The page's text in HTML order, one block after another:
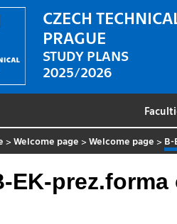
CZECH
PRAGUE
STUDY PLANS
2025/2026
>Welcome page >Welcome page > B-
EK-prez.forma